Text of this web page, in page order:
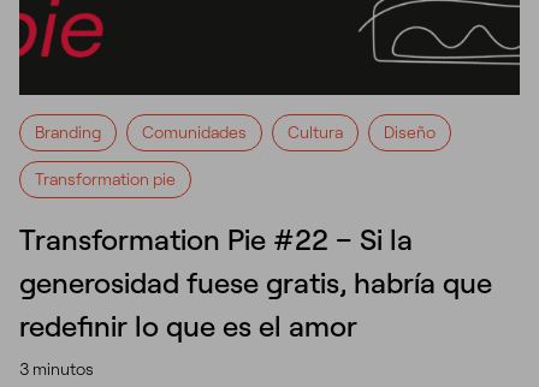
Branding Comunidades Cultura Diseño
Transformation pie
Transformation Pie #22 – Si la
generosidad fuese gratis, habría que
redefinir lo que es el amor
3 minutos